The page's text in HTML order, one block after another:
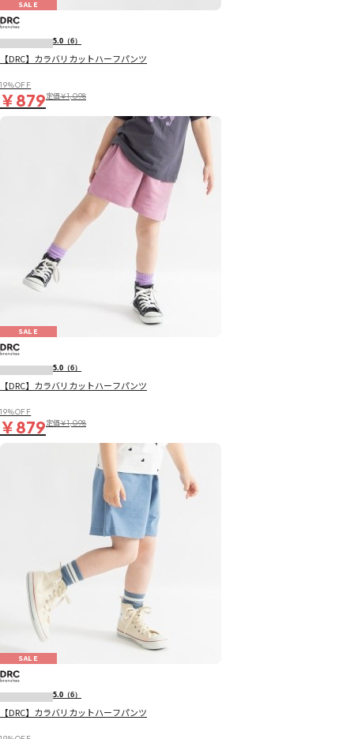
SALE
5.0 （6）
【DRC】カラバリカットハーフパンツ
19％OFF
￥879定価￥1,098
SALE
5.0 （6）
【DRC】カラバリカットハーフパンツ
19％OFF
￥879定価￥1,098
SALE
5.0 （6）
【DRC】カラバリカットハーフパンツ